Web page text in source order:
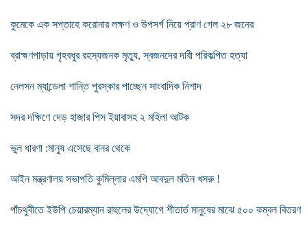
কুমেকে এক সপ্তাহে করোনার লক্ষণ ও উপসর্গ নিয়ে প্রাণ গেল ২৮ জনের
ব্রাহ্মণপাড়ায় গৃহবধুর রহস্যজনক মৃত্যু, স্বজনদের দাবী পরিকল্পিত হত্যা
নেলসন ম্যান্ডেলা শান্তি পুরস্কার পাচ্ছেন সাংবাদিক নিশাদ
সদর দক্ষিণে দেড় হাজার পিস ইয়াবাসহ ২ মহিলা আটক
ভুল ধারণা :মানুষ এসেছে বানর থেকে
আইন মন্ত্রণালয় সভাপতি কুমিল্লার এমপি আবদুল মতিন খসরু !
পাঁচথুবীতে ইউপি চেয়ারম্যান রাহুলের উদ্যোগে শীতার্ত মানুষের মাঝে ৫০০ কম্বল বিতরণ